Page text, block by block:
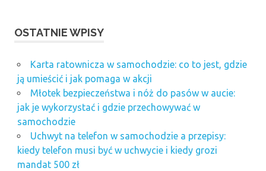
OSTATNIE WPISY
Karta ratownicza w samochodzie: co to jest, gdzie
ją umieścić i jak pomaga w akcji
Młotek bezpieczeństwa i nóż do pasów w aucie:
jak je wykorzystać i gdzie przechowywać w
samochodzie
Uchwyt na telefon w samochodzie a przepisy:
kiedy telefon musi być w uchwycie i kiedy grozi
mandat 500 zł